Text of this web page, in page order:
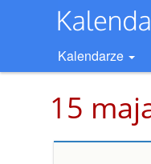
Kalendarze
15